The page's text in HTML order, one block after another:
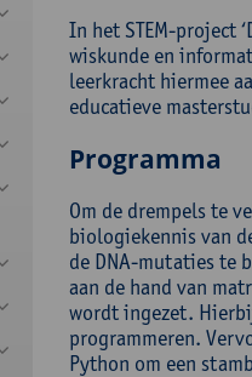
In het STEM-project
wiskunde en
leerkracht hiermee
educatieve
Programma
Om de drempels te
biologiekennis van
de DNA-mutaties te
aan de hand van
wordt ingezet.
programmeren.
Python om een